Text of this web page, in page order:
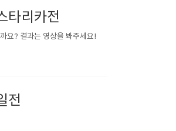
타리카전
요? 결과는 영상을 봐주세요!
전